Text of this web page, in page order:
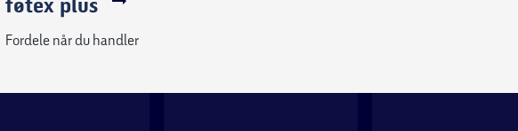
Fordele når du handler